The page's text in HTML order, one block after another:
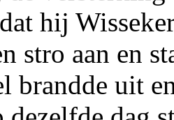
hij
stro aan en
brandde uit